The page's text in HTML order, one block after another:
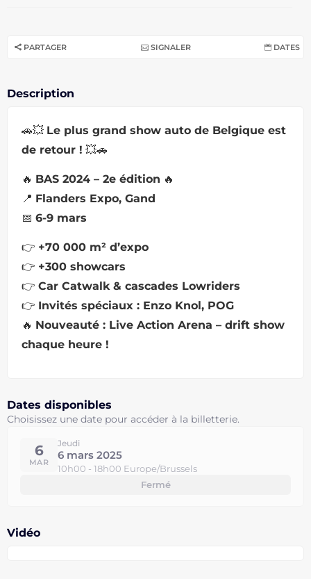
PARTAGER SIGNALER DATES
Description
🚗💥 Le plus grand show auto de Belgique est
de retour ! 💥🚗
🔥 BAS 2024 – 2e édition 🔥
📍 Flanders Expo, Gand
📅 6-9 mars
👉 +70 000 m² d’expo
👉 +300 showcars
👉 Car Catwalk & cascades Lowriders
👉 Invités spéciaux : Enzo Knol, POG
🔥 Nouveauté : Live Action Arena – drift show
chaque heure !
Dates disponibles
Choisissez une date pour accéder à la billetterie.
6
MAR
Jeudi
6 mars 2025
10h00 - 18h00 Europe/Brussels
Fermé
Vidéo